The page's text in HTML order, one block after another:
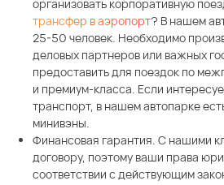
организовать корпоративную
трансфер в аэропорт? В нашем
25-50 человек. Необходимо
деловых партнеров или важных
предоставить для поездок по
и премиум-класса. Если
транспорт, в нашем автопарке
минивэны.
Финансовая гарантия. С нашими
договору, поэтому ваши права
соответствии с действующим